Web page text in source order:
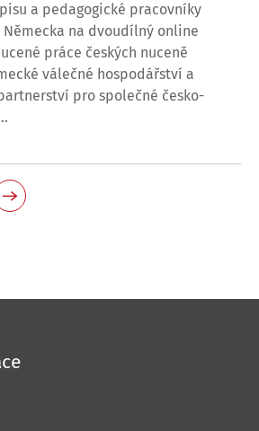
a pedagogické pracovníky
Německa na dvoudílný online
práce českých nuceně
válečné hospodářství a
pro společné česko-